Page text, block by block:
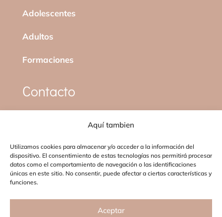
Aquí tambien
Utilizamos cookies para almacenar y/o acceder a la información del
dispositivo. El consentimiento de estas tecnologías nos permitirá procesar
datos como el comportamiento de navegación o las identificaciones
únicas en este sitio. No consentir, puede afectar a ciertas características y
funciones.
Aceptar
Adolescentes
Adultos
Formaciones
Contacto
Email
hola@begoemociones.com